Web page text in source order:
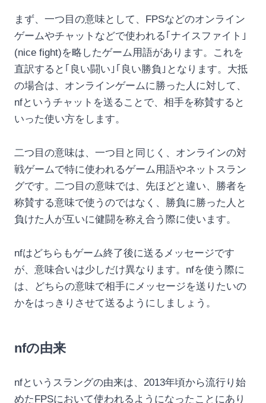
まず、一つ目の意味として、FPSなどのオンライン
ゲームやチャットなどで使われる｢ナイスファイト｣
(nice fight)を略したゲーム用語があります。これを
直訳すると｢良い闘い｣｢良い勝負｣となります。大抵
の場合は、オンラインゲームに勝った人に対して、
nfというチャットを送ることで、相手を称賛すると
いった使い方をします。
二つ目の意味は、一つ目と同じく、オンラインの対
戦ゲームで特に使われるゲーム用語やネットスラン
グです。二つ目の意味では、先ほどと違い、勝者を
称賛する意味で使うのではなく、勝負に勝った人と
負けた人が互いに健闘を称え合う際に使います。
nfはどちらもゲーム終了後に送るメッセージです
が、意味合いは少しだけ異なります。nfを使う際に
は、どちらの意味で相手にメッセージを送りたいの
かをはっきりさせて送るようにしましょう。
nfの由来
nfというスラングの由来は、2013年頃から流行り始
めたFPSにおいて使われるようになったことにあり